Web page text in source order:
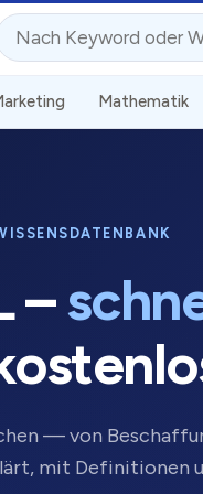
Mathematik
–
— von
mit Definitionen